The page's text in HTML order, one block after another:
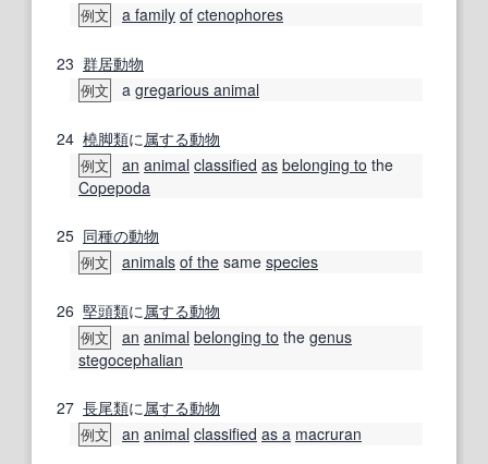
例文 a family of ctenophores
23 群居動物
例文 a gregarious animal
24 橈脚類に 属する動物
例文 an animal classified as belonging to the
Copepoda
25 同種の動物
例文 animals of the same species
26 堅頭類に 属する動物
例文 an animal belonging to the genus
stegocephalian
27 長尾類に 属する動物
例文 an animal classified as a macruran